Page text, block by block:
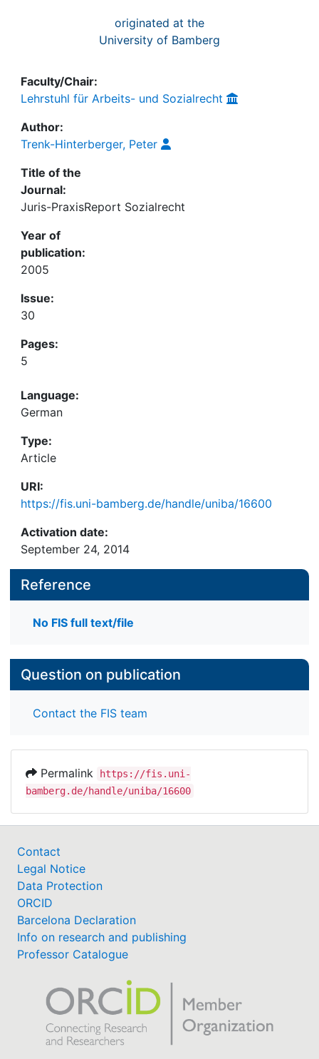
originated at the
University of Bamberg
Faculty/Chair:
Lehrstuhl für Arbeits- und Sozialrecht
Author:
Trenk-Hinterberger, Peter
Title of the
Journal:
Juris-PraxisReport Sozialrecht
Year of
publication:
2005
Issue:
30
Pages:
5
Language:
German
Type:
Article
URI:
https://fis.uni-bamberg.de/handle/uniba/16600
Activation date:
September 24, 2014
Reference
No FIS full text/file
Question on publication
Contact the FIS team
Permalink
https://fis.uni-
bamberg.de/handle/uniba/16600
Contact
Legal Notice
Data Protection
ORCID
Barcelona Declaration
Info on research and publishing
Professor Catalogue